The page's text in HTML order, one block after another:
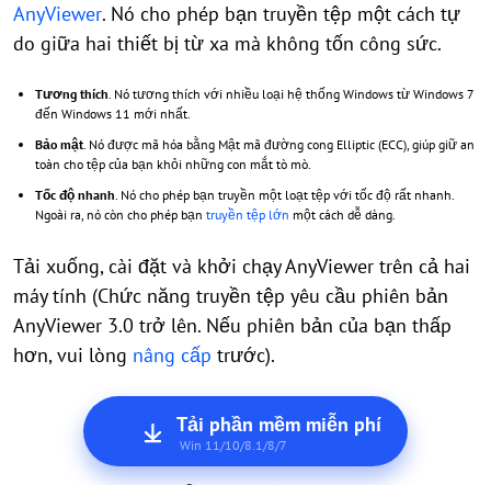
AnyViewer. Nó cho phép bạn truyền tệp một cách tự
do giữa hai thiết bị từ xa mà không tốn công sức.
Tương thích. Nó tương thích với nhiều loại hệ thống Windows từ Windows 7
đến Windows 11 mới nhất.
Bảo mật. Nó được mã hóa bằng Mật mã đường cong Elliptic (ECC), giúp giữ an
toàn cho tệp của bạn khỏi những con mắt tò mò.
Tốc độ nhanh. Nó cho phép bạn truyền một loạt tệp với tốc độ rất nhanh.
Ngoài ra, nó còn cho phép bạn truyền tệp lớn một cách dễ dàng.
Tải xuống, cài đặt và khởi chạy AnyViewer trên cả hai
máy tính (Chức năng truyền tệp yêu cầu phiên bản
AnyViewer 3.0 trở lên. Nếu phiên bản của bạn thấp
hơn, vui lòng nâng cấp trước).
Tải phần mềm miễn phí
Win 11/10/8.1/8/7